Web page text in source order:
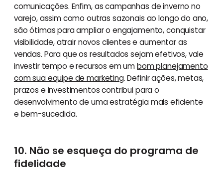
comunicações. Enfim, as campanhas de inverno no
varejo, assim como outras sazonais ao longo do ano,
são ótimas para ampliar o engajamento, conquistar
visibilidade, atrair novos clientes e aumentar as
vendas. Para que os resultados sejam efetivos, vale
investir tempo e recursos em umbom planejamento
com sua equipe de marketing. Definir ações, metas,
prazos e investimentos contribui para o
desenvolvimento de uma estratégia mais eficiente
e bem-sucedida.
10. Não se esqueça do programa de
fidelidade